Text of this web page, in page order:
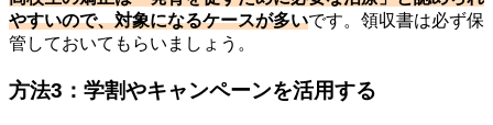
やすいので、対象になるケースが多いです。領収書は必ず保
管しておいてもらいましょう。
方法3：学割やキャンペーンを活用する